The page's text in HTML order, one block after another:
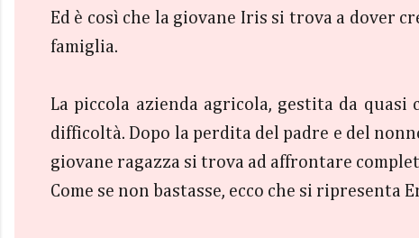
Ed è così che la giovane Iris si trova a dover
famiglia.
La piccola azienda agricola, gestita da
difficoltà. Dopo la perdita del padre e del
giovane ragazza si trova ad affrontare
Come se non bastasse, ecco che si ripresenta